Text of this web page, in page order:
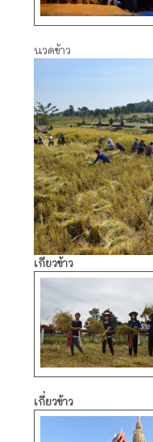
นวดข้าว
เกี่ยวข้าว
เกี่ยวข้าว